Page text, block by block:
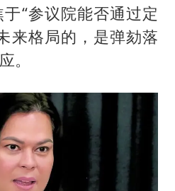
“参议院能否通过定
来格局的，是弹劾落
。